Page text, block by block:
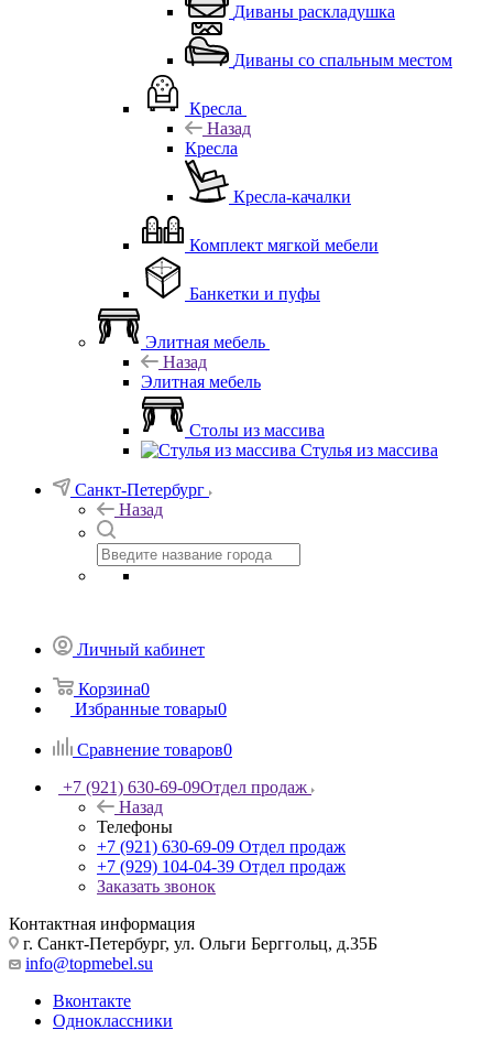
Диваны раскладушка
Диваны со спальным местом
Кресла
Назад
Кресла
Кресла-качалки
Комплект мягкой мебели
Банкетки и пуфы
Элитная мебель
Назад
Элитная мебель
Столы из массива
Стулья из массива
Санкт-Петербург
Назад
Личный кабинет
Корзина0
Избранные товары0
Сравнение товаров0
+7 (921) 630-69-09Отдел продаж
Назад
Телефоны
+7 (921) 630-69-09 Отдел продаж
+7 (929) 104-04-39 Отдел продаж
Заказать звонок
Контактная информация
г. Санкт-Петербург, ул. Ольги Берггольц, д.35Б
info@topmebel.su
Вконтакте
Одноклассники